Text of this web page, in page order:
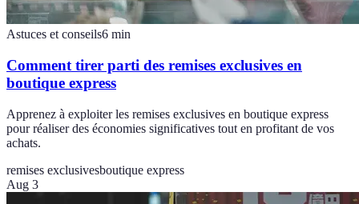
Astuces et conseils6 min
Comment tirer parti des remises exclusives en
boutique express
Apprenez à exploiter les remises exclusives en boutique express
pour réaliser des économies significatives tout en profitant de vos
achats.
remises exclusivesboutique express
Aug 3